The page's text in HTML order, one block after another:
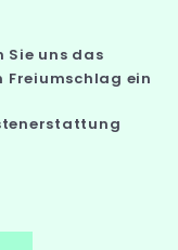
Sie uns das
Freiumschlag ein